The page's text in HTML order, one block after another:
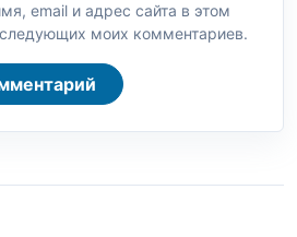
email и адрес сайта в этом
моих комментариев.